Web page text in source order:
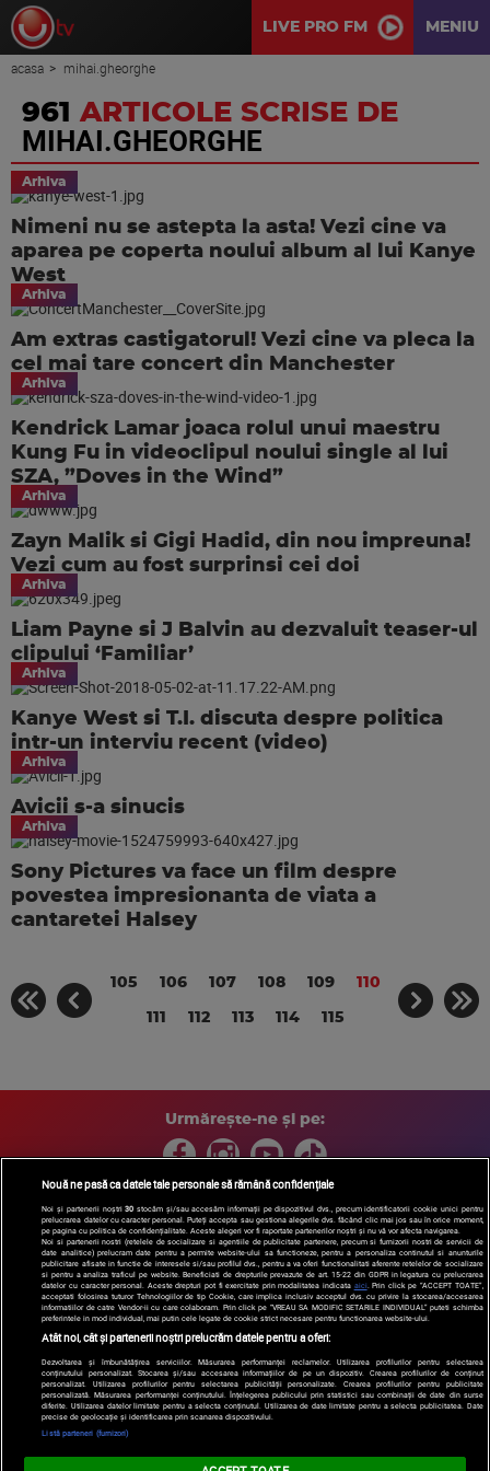
LIVE PRO FM MENIU
acasa mihai.gheorghe
961 ARTICOLE SCRISE DE
MIHAI.GHEORGHE
Arhiva
Nimeni nu se astepta la asta! Vezi cine va
aparea pe coperta noului album al lui Kanye
West
Arhiva
Am extras castigatorul! Vezi cine va pleca la
cel mai tare concert din Manchester
Arhiva
Kendrick Lamar joaca rolul unui maestru
Kung Fu in videoclipul noului single al lui
SZA, ”Doves in the Wind”
Arhiva
Zayn Malik si Gigi Hadid, din nou impreuna!
Vezi cum au fost surprinsi cei doi
Arhiva
Liam Payne si J Balvin au dezvaluit teaser-ul
clipului ‘Familiar’
Arhiva
Kanye West si T.I. discuta despre politica
intr-un interviu recent (video)
Arhiva
Avicii s-a sinucis
Arhiva
Sony Pictures va face un film despre
povestea impresionanta de viata a
cantaretei Halsey
105 106 107 108 109 110
111 112 113 114 115
Urmărește-ne și pe:
Copyright © 2026 / DIGI ROMANIA S.A.
Arhiva
Comunicate de presă Politica de confidentialitate
Termeni
si conditii
Gestionați preferințele| Contact/Info Codul etic
Nouă ne pasă ca datele tale personale să rămână confidențiale
Noi și partenerii noștri30 stocăm și/sau accesăm informații pe dispozitivul dvs., precum identificatorii cookie unici pentru
prelucrarea datelor cu caracter personal. Puteți accepta sau gestiona alegerile dvs. făcând clic mai jos sau în orice moment,
pe pagina cu politica de confidențialitate. Aceste alegeri vor fi raportate partenerilor noștri și nu vă vor afecta navigarea.
Noi si partenerii nostri (retelele de socializare si agentiile de publicitate partenere, precum si furnizorii nostri de servicii de
date analitice) prelucram date pentru a permite website-ului sa functioneze, pentru a personaliza continutul si anunturile
publicitare afisate in functie de interesele si/sau profilul dvs., pentru a va oferi functionalitati aferente retelelor de socializare
si pentru a analiza traficul pe website. Beneficiati de drepturile prevazute de art. 15-22 din GDPR in legatura cu prelucrarea
datelor cu caracter personal. Aceste drepturi pot fi exercitate prin modalitatea indicata aici. Prin click pe “ACCEPT TOATE”,
acceptati folosirea tuturor Tehnologiilor de tip Cookie, care implica inclusiv acceptul dvs. cu privire la stocarea/accesarea
informatiilor de catre Vendor-ii cu care colaboram. Prin click pe “VREAU SA MODIFIC SETARILE INDIVIDUAL” puteti schimba
preferintele in mod individual, mai putin cele legate de cookie strict necesare pentru functionarea website-ului.
Atât noi, cât și partenerii noștri prelucrăm datele pentru a oferi:
Dezvoltarea și îmbunătățirea serviciilor. Măsurarea performanței reclamelor. Utilizarea profilurilor pentru selectarea
conținutului personalizat. Stocarea și/sau accesarea informațiilor de pe un dispozitiv. Crearea profilurilor de conținut
personalizat. Utilizarea profilurilor pentru selectarea publicității personalizate. Crearea profilurilor pentru publicitate
personalizată. Măsurarea performanței conținutului. Înțelegerea publicului prin statistici sau combinații de date din surse
diferite. Utilizarea datelor limitate pentru a selecta conținutul. Utilizarea de date limitate pentru a selecta publicitatea. Date
precise de geolocație și identificarea prin scanarea dispozitivului.
Listă parteneri (furnizori)